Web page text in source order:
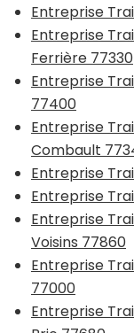
Entreprise
Entreprise
Ferrière 77330
Entreprise
77400
Entreprise
Combault
Entreprise
Entreprise
Entreprise
Voisins 77860
Entreprise
77000
Entreprise